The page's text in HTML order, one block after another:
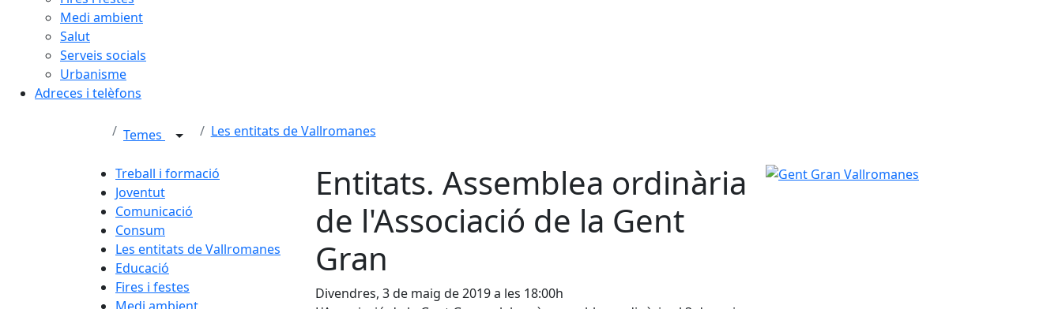
Medi ambient
Salut
Serveis socials
Urbanisme
Adreces i telèfons
Temes Les entitats de Vallromanes
Treball i formació
Joventut
Comunicació
Consum
Les entitats de Vallromanes
Educació
Fires i festes
Entitats. Assemblea ordinària
de l'Associació de la Gent
Gran
Divendres, 3 de maig de 2019 a les 18:00h
Gent Gran Vallromanes